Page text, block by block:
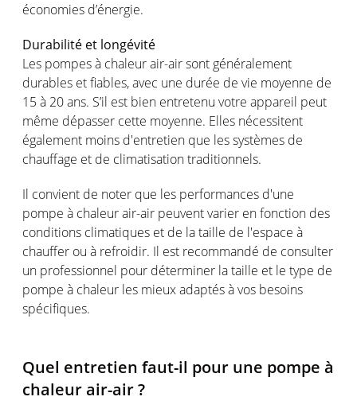
économies d’énergie.
Durabilité et longévité
Les pompes à chaleur air-air sont généralement
durables et fiables, avec une durée de vie moyenne de
15 à 20 ans. S’il est bien entretenu votre appareil peut
même dépasser cette moyenne. Elles nécessitent
également moins d'entretien que les systèmes de
chauffage et de climatisation traditionnels.
Il convient de noter que les performances d'une
pompe à chaleur air-air peuvent varier en fonction des
conditions climatiques et de la taille de l'espace à
chauffer ou à refroidir. Il est recommandé de consulter
un professionnel pour déterminer la taille et le type de
pompe à chaleur les mieux adaptés à vos besoins
spécifiques.
Quel entretien faut-il pour une pompe à
chaleur air-air ?